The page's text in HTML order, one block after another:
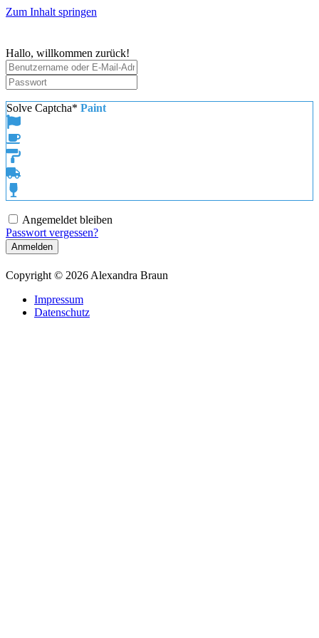
Zum Inhalt springen
Hallo, willkommen zurück!
Solve Captcha* Paint
Angemeldet bleiben
Passwort vergessen?
Anmelden
Copyright © 2026 Alexandra Braun
Impressum
Datenschutz